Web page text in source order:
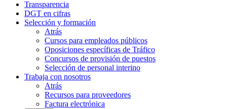
Transparencia
DGT en cifras
Selección y formación
Atrás
Cursos para empleados públicos
Oposiciones específicas de Tráfico
Concursos de provisión de puestos
Selección de personal interino
Trabaja con nosotros
Atrás
Recursos para proveedores
Factura electrónica